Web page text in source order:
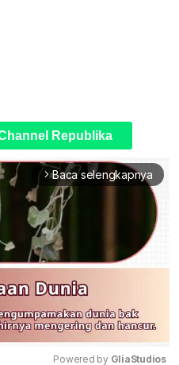
Republika
arrow_forward_ios Baca selengkapnya
Powered by GliaStudios